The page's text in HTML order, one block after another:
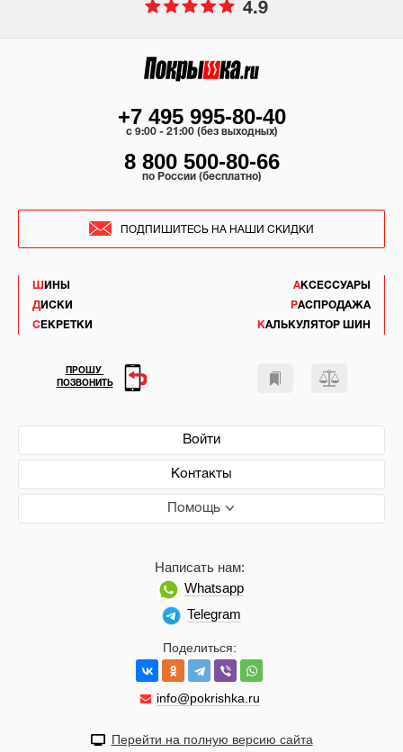
4.9
ШИНЫ
ДИСКИ
СЕКРЕТКИ
АКСЕССУАРЫ
РАСПРОДАЖА
КАЛЬКУЛЯТОР ШИН
Войти
Контакты
Помощь
Поделиться:
info@pokrishka.ru
Написать нам:
Whatsapp
Telegram
+7 495 995-80-40
c 9:00 - 21:00 (без выходных)
8 800 500-80-66
по России (бесплатно)
ПОДПИШИТЕСЬ НА НАШИ СКИДКИ
ПРОШУ
ПОЗВОНИТЬ
Перейти на полную версию сайта